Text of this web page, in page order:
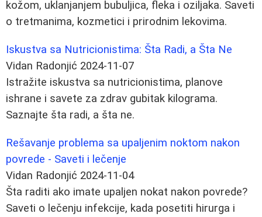
kožom, uklanjanjem bubuljica, fleka i oziljaka. Saveti
o tretmanima, kozmetici i prirodnim lekovima.
Iskustva sa Nutricionistima: Šta Radi, a Šta Ne
Vidan Radonjić 2024-11-07
Istražite iskustva sa nutricionistima, planove
ishrane i savete za zdrav gubitak kilograma.
Saznajte šta radi, a šta ne.
Rešavanje problema sa upaljenim noktom nakon
povrede - Saveti i lečenje
Vidan Radonjić 2024-11-04
Šta raditi ako imate upaljen nokat nakon povrede?
Saveti o lečenju infekcije, kada posetiti hirurga i